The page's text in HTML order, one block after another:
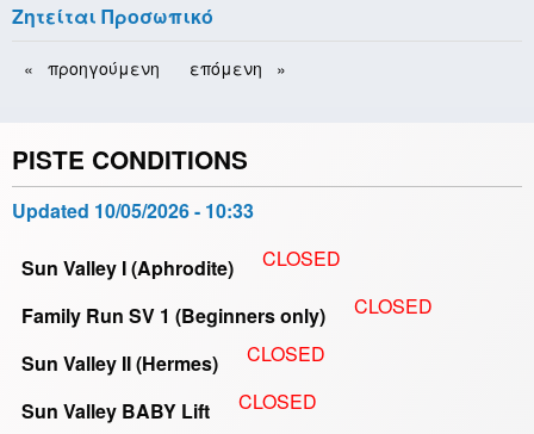
Ζητείται Προσωπικό
Pagination
Previous
προηγούμενη
Next
επόμενη
PISTE CONDITIONS
Updated 10/05/2026 - 10:33
Sun Valley I (Aphrodite) CLOSED
Family Run SV 1 (Beginners only) CLOSED
Sun Valley II (Hermes) CLOSED
Sun Valley BABY Lift CLOSED